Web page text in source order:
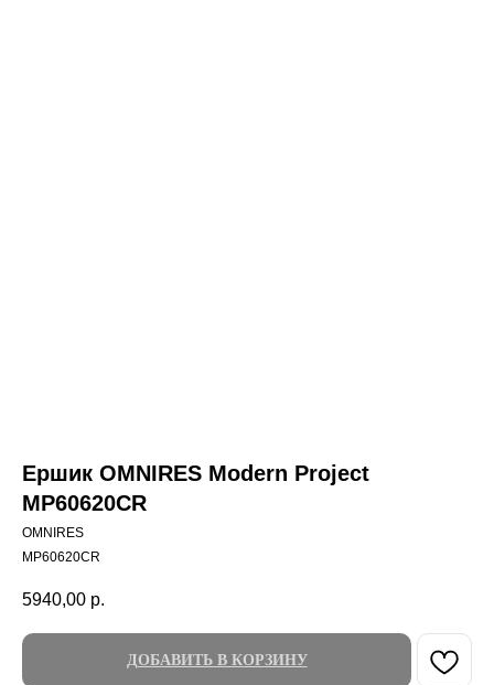
Ершик OMNIRES Modern Project
MP60620CR
OMNIRES
MP60620CR
5940,00 р.
ДОБАВИТЬ В КОРЗИНУ